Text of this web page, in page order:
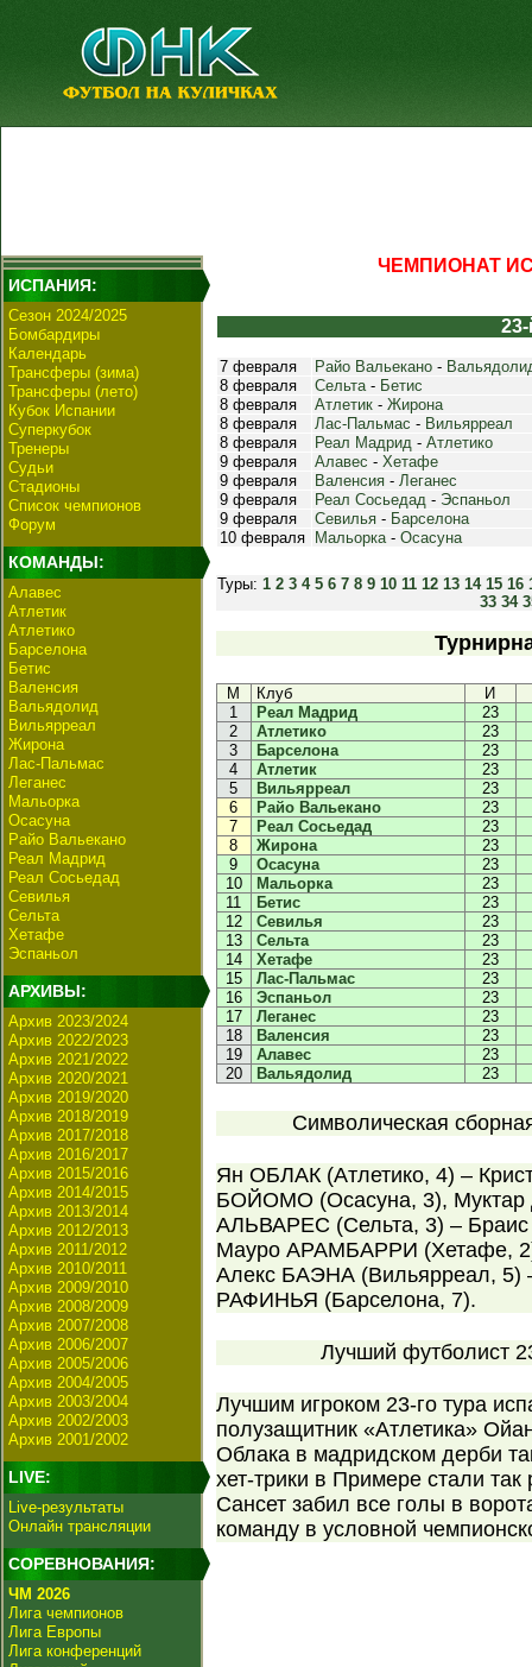
ИСПАНИЯ:
Сезон 2024/2025
Бомбардиры
Календарь
Трансферы (зима)
Трансферы (лето)
Кубок Испании
Суперкубок
Тренеры
Судьи
Стадионы
Список чемпионов
Форум
КОМАНДЫ:
Алавес
Атлетик
Атлетико
Барселона
Бетис
Валенсия
Вальядолид
Вильярреал
Жирона
Лас-Пальмас
Леганес
Мальорка
Осасуна
Райо Вальекано
Реал Мадрид
Реал Сосьедад
Севилья
Сельта
Хетафе
Эспаньол
АРХИВЫ:
Архив 2023/2024
Архив 2022/2023
Архив 2021/2022
Архив 2020/2021
Архив 2019/2020
Архив 2018/2019
Архив 2017/2018
Архив 2016/2017
Архив 2015/2016
Архив 2014/2015
Архив 2013/2014
Архив 2012/2013
Архив 2011/2012
Архив 2010/2011
Архив 2009/2010
Архив 2008/2009
Архив 2007/2008
Архив 2006/2007
Архив 2005/2006
Архив 2004/2005
Архив 2003/2004
Архив 2002/2003
Архив 2001/2002
LIVE:
Live-результаты
Онлайн трансляции
СОРЕВНОВАНИЯ:
ЧМ 2026
Лига чемпионов
Лига Европы
Лига конференций
ЧЕМПИОНАТ
7 февраля Райо Вальекано -
8 февраля
Сельта- Бетис
8 февраля
Атлетик - Жирона
8 февраля
Лас-Пальмас - Вильярреал
8 февраля
Реал Мадрид - Атлетико
9 февраля
Алавес - Хетафе
9 февраля
Валенсия - Леганес
9 февраля
Реал Сосьедад - Эспаньол
9 февраля
Севилья - Барселона
10 февраля
Мальорка- Осасуна
Туры: 1 2 3 4 5 6 7 8 9 10 11 12 13 14 15 16
33 34
М Клуб
И
1
Реал Мадрид
23
2
Атлетико
23
3
Барселона
23
4
Атлетик
23
5
Вильярреал
23
6
Райо Вальекано
23
7
Реал Сосьедад
23
8
Жирона
23
9
Осасуна
23
10
Мальорка
23
11
Бетис
23
12
Севилья
23
13
Сельта
23
14
Хетафе
23
15
Лас-Пальмас
23
16
Эспаньол
23
17
Леганес
23
18
Валенсия
23
19
Алавес
23
20
Вальядолид 23
Символическая
Ян ОБЛАК (Атлетико, 4) –
БОЙОМО (Осасуна, 3), Муктар
АЛЬВАРЕС (Сельта, 3) –
Мауро АРАМБАРРИ (Хетафе,
Алекс БАЭНА (Вильярреал,
РАФИНЬЯ (Барселона, 7).
Лучший футболист
Лучшим игроком 23-го тура
полузащитник «Атлетика»
Облака в мадридском дерби
хет-трики в Примере стали так
Сансет забил все голы в
команду в условной